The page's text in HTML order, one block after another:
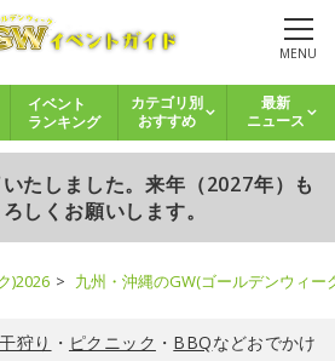
MENU
イベント
ランキング
カテゴリ別
おすすめ
最新
ニュース
たしました。来年（2027年）も
しくお願いします。
)2026 九州・沖縄のGW(ゴールデンウィ
狩り ・ ピクニック ・ BBQなどおでかけ